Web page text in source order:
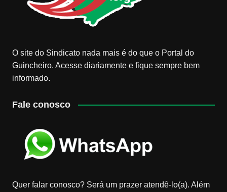
O site do Sindicato nada mais é do que o Portal do
Guincheiro. Acesse diariamente e fique sempre bem
informado.
Fale conosco
Quer falar conosco? Será um prazer atendê-lo(a). Além